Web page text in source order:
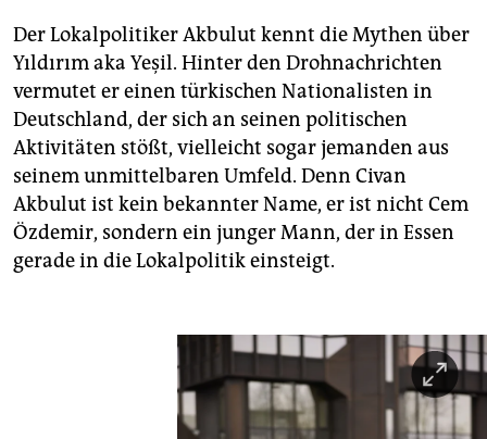
Der Lokalpolitiker Akbulut kennt die Mythen über
Yıldırım aka Yeşil. Hinter den Drohnachrichten
vermutet er einen türkischen Nationalisten in
Deutschland, der sich an seinen politischen
Aktivitäten stößt, vielleicht sogar jemanden aus
seinem unmittelbaren Umfeld. Denn Civan
Akbulut ist kein bekannter Name, er ist nicht Cem
Özdemir, sondern ein junger Mann, der in Essen
gerade in die Lokalpolitik einsteigt.